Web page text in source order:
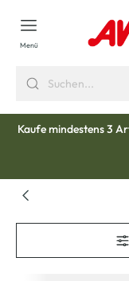
springen
Menü
Kaufe mindestens 3